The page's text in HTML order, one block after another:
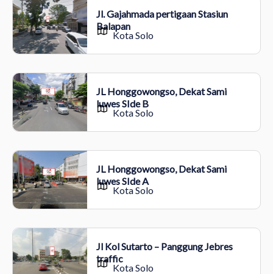
Jl. Gajahmada pertigaan Stasiun
Balapan
Kota Solo
JL Honggowongso, Dekat Sami
luwes SIde B
Kota Solo
JL Honggowongso, Dekat Sami
luwes SIde A
Kota Solo
Jl Kol Sutarto – Panggung Jebres
traffic
Kota Solo